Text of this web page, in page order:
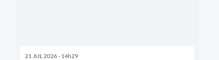
21 JUL 2026 - 14h29